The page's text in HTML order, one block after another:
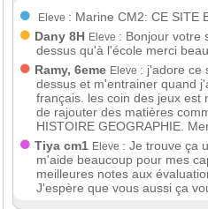
Eleve : Marine CM2: CE SITE
Dany 8H Eleve : Bonjour votre
dessus qu'à l'école merci
Ramy, 6eme Eleve : j'adore ce
dessus et m'entrainer quand
français. les coin des jeux est
de rajouter des matières
HISTOIRE GEOGRAPHIE.
Tiya cm1 Eleve : Je trouve ça
m'aide beaucoup pour mes
meilleures notes aux
J'espère que vous aussi ça